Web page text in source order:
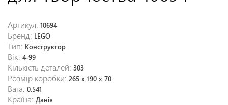
Артикул: 10694
Бренд: LEGO
Тип: Конструктор
Вік: 4-99
Кількість деталей: 303
Розмір коробки: 265 х 190 х 70
Вага: 0.541
Країна: Данія